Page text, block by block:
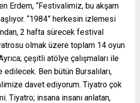
Erdem, “Festivalimiz, bu akşam
“1984” herkesin izlemesi
2 hafta sürecek festival
olmak üzere toplam 14 oyun
çeşitli atölye çalışmaları ile
Ben bütün Bursalıları,
davet ediyorum. Tiyatro çok
Tiyatro; insana insanı anlatan,